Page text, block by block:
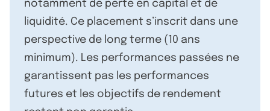
notamment de perte en capital et de
liquidité. Ce placement s’inscrit dans une
perspective de long terme (10 ans
minimum). Les performances passées ne
garantissent pas les performances
futures et les objectifs de rendement